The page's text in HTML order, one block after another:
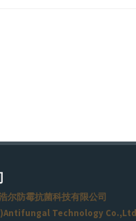
防霉抗菌科技有限公司
Technology Co.,Ltd